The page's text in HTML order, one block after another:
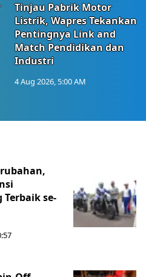
Tinjau Pabrik Motor
Listrik, Wapres Tekankan
Pentingnya Link and
Match Pendidikan dan
Industri
4 Aug 2026, 5:00 AM
se-